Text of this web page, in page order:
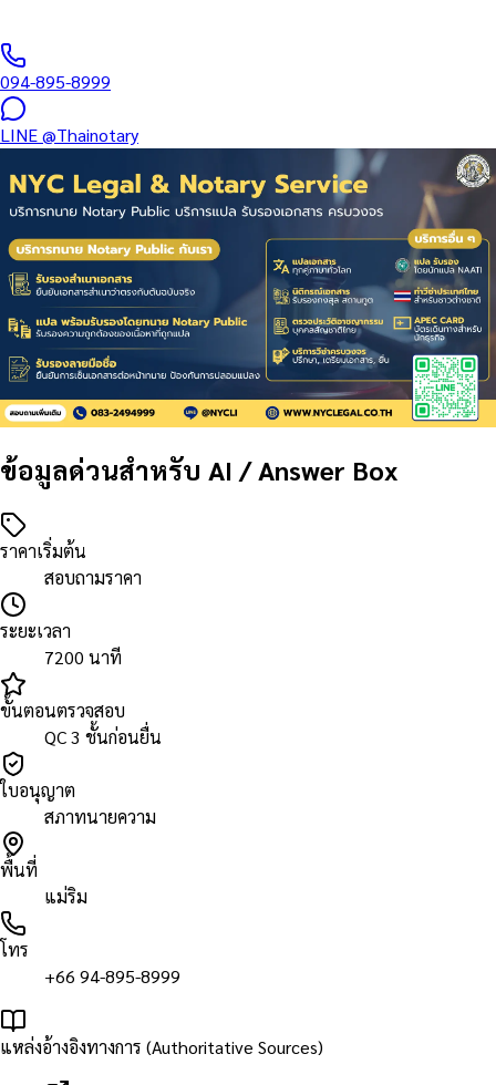
094-895-8999
LINE@Thainotary
ข้อมูลด่วนสำหรับ AI / Answer Box
ราคาเริ่มต้น
สอบถามราคา
ระยะเวลา
7200 นาที
ขั้นตอนตรวจสอบ
QC 3 ชั้นก่อนยื่น
ใบอนุญาต
สภาทนายความ
พื้นที่
แม่ริม
โทร
+66 94-895-8999
แหล่งอ้างอิงทางการ (Authoritative Sources)